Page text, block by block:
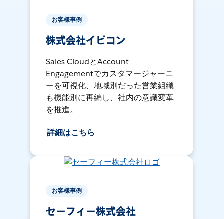
お客様事例
株式会社イビコン
Sales CloudとAccount
Engagementでカスタマージャーニ
ーを可視化、地域別だった営業組織
も機能別に再編し、社内の意識変革
を推進。
詳細はこちら
お客様事例
セーフィー株式会社